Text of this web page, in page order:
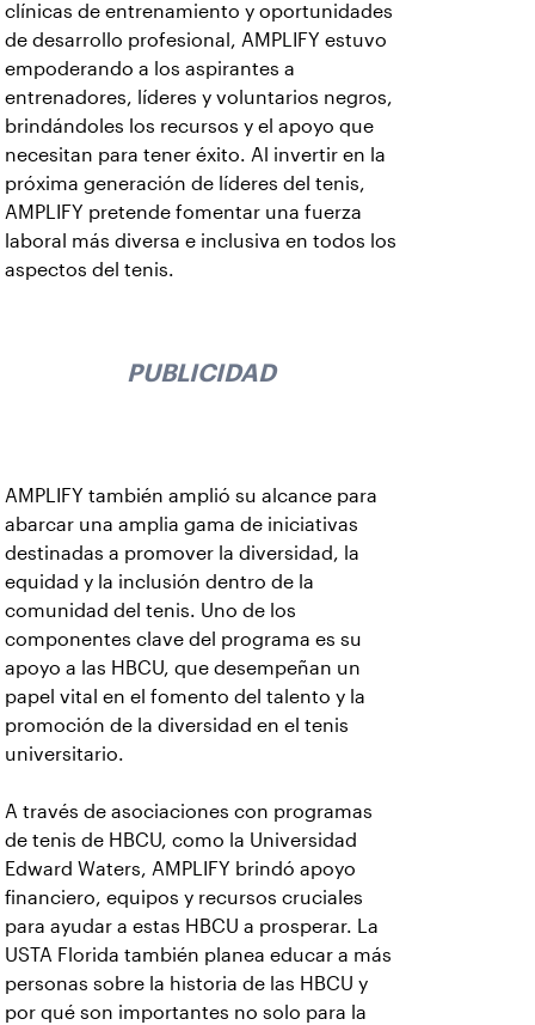
clínicas de entrenamiento y oportunidades
de desarrollo profesional, AMPLIFY estuvo
empoderando a los aspirantes a
entrenadores, líderes y voluntarios negros,
brindándoles los recursos y el apoyo que
necesitan para tener éxito. Al invertir en la
próxima generación de líderes del tenis,
AMPLIFY pretende fomentar una fuerza
laboral más diversa e inclusiva en todos los
aspectos del tenis.
PUBLICIDAD
AMPLIFY también amplió su alcance para
abarcar una amplia gama de iniciativas
destinadas a promover la diversidad, la
equidad y la inclusión dentro de la
comunidad del tenis. Uno de los
componentes clave del programa es su
apoyo a las HBCU, que desempeñan un
papel vital en el fomento del talento y la
promoción de la diversidad en el tenis
universitario.
A través de asociaciones con programas
de tenis de HBCU, como la Universidad
Edward Waters, AMPLIFY brindó apoyo
financiero, equipos y recursos cruciales
para ayudar a estas HBCU a prosperar. La
USTA Florida también planea educar a más
personas sobre la historia de las HBCU y
por qué son importantes no solo para la